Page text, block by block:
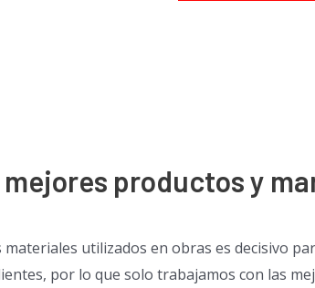
productos y
materiales utilizados en obras es decisivo
por lo que solo trabajamos con las